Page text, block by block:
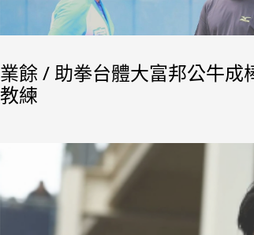
業餘 / 助拳台體大富邦公牛成
教練